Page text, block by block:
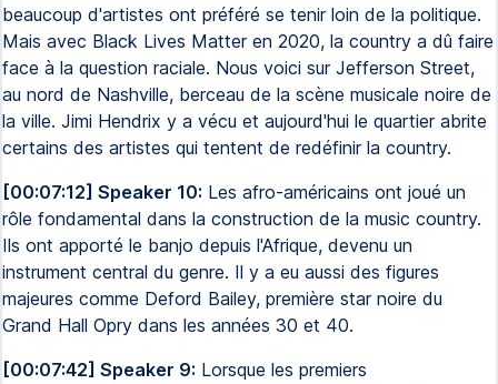
beaucoup d'artistes ont préféré se tenir loin de la politique.
Mais avec Black Lives Matter en 2020, la country a dû faire
face à la question raciale. Nous voici sur Jefferson Street,
au nord de Nashville, berceau de la scène musicale noire de
la ville. Jimi Hendrix y a vécu et aujourd'hui le quartier abrite
certains des artistes qui tentent de redéfinir la country.
[00:07:12] Speaker 10: Les afro-américains ont joué un
rôle fondamental dans la construction de la music country.
Ils ont apporté le banjo depuis l'Afrique, devenu un
instrument central du genre. Il y a eu aussi des figures
majeures comme Deford Bailey, première star noire du
Grand Hall Opry dans les années 30 et 40.
[00:07:42] Speaker 9: Lorsque les premiers